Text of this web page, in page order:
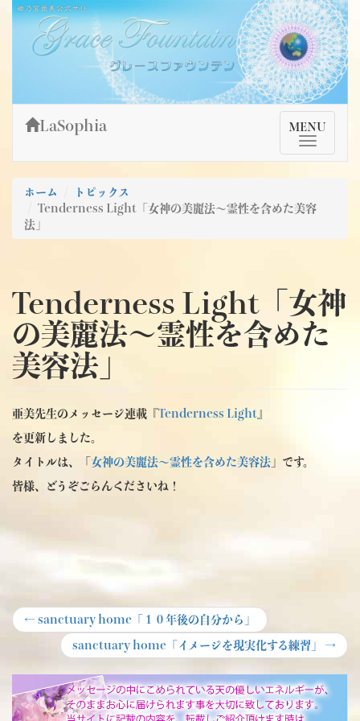
Skip
content
姫乃宮亜美公式サイト～Grace Fountain～
グレースファウンテン
TMenu
MENU
LaSophia
ホーム
トピックス
Tenderness Light「女神の美麗法～霊性を含めた美容
法」
Tenderness Light「女神
の美麗法～霊性を含めた
美容法」
亜美先生のメッセージ連載『 Tenderness Light 』
を更新しました。
タイトルは、「 女神の美麗法～霊性を含めた美容法 」です。
皆様、どうぞごらんくださいね！
投
ナ
ビ
← Previous
post:
sanctuary home「１０年後の自分から」
Next
post:
sanctuary home「イメージを現実化する練習」 →